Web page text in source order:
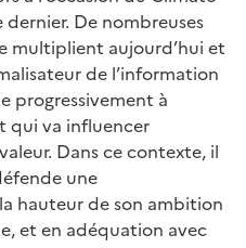
De nombreuses
multiplient aujourd’hui et
de l’information
progressivement à
qui va influencer
Dans ce contexte, il
une
hauteur de son ambition
et en adéquation avec